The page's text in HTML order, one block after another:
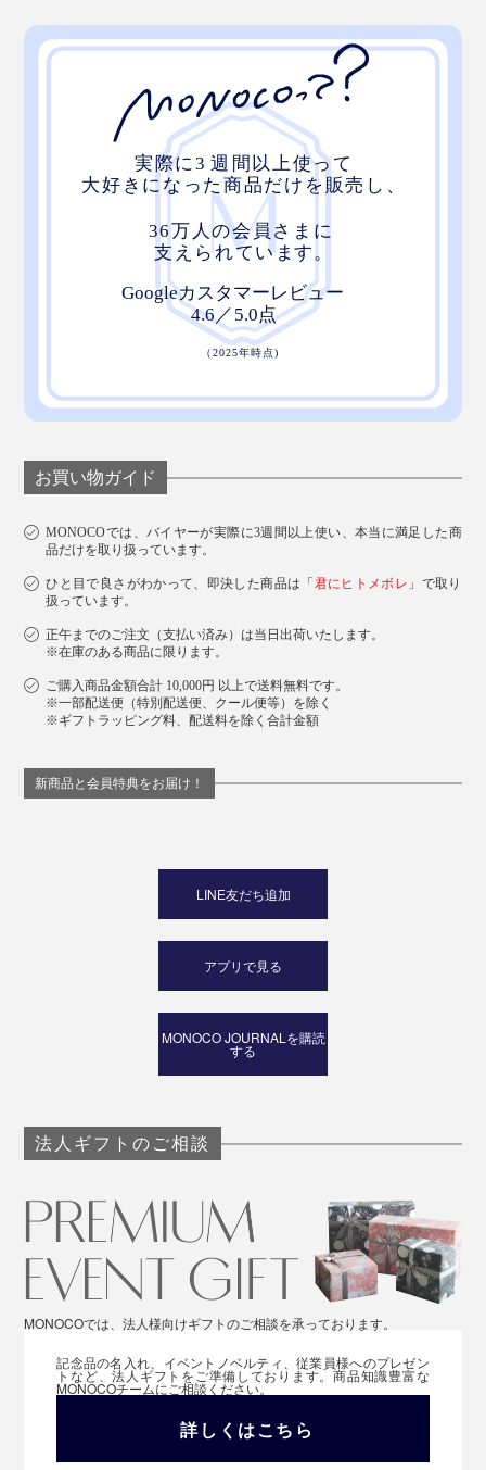
お買い物ガイド
MONOCOでは、バイヤーが実際に3週間以上使い、本当に満足した商
品だけを取り扱っています。
ひと目で良さがわかって、即決した商品は「 君にヒトメボレ 」で取り
扱っています。
正午までのご注文（支払い済み）は当日出荷いたします。
※在庫のある商品に限ります。
ご購入商品金額合計 10,000円 以上で送料無料です。
※一部配送便（特別配送便、クール便等）を除く
※ギフトラッピング料、配送料を除く合計金額
新商品と会員特典をお届け！
LINE友だち追加
アプリで見る
MONOCO JOURNALを購読
する
法人ギフトのご相談
MONOCOでは、法人様向けギフトのご相談を承っております。
記念品の名入れ、イベントノベルティ、従業員様へのプレゼン
トなど、法人ギフトをご準備しております。商品知識豊富な
MONOCOチームにご相談ください。
詳しくはこちら